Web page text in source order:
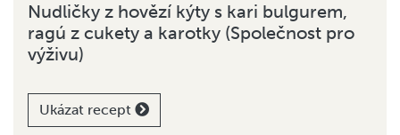
Nudličky z hovězí kýty s kari bulgurem,
ragú z cukety a karotky (Společnost pro
výživu)
Ukázat recept